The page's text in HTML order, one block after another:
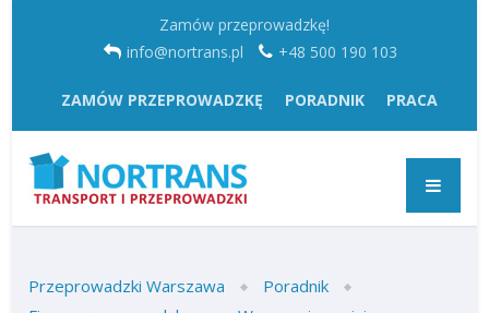
Zamów przeprowadzkę!
info@nortrans.pl
+48 500 190 103
ZAMÓW PRZEPROWADZKĘ PORADNIK PRACA
Przeprowadzki Warszawa
Poradnik